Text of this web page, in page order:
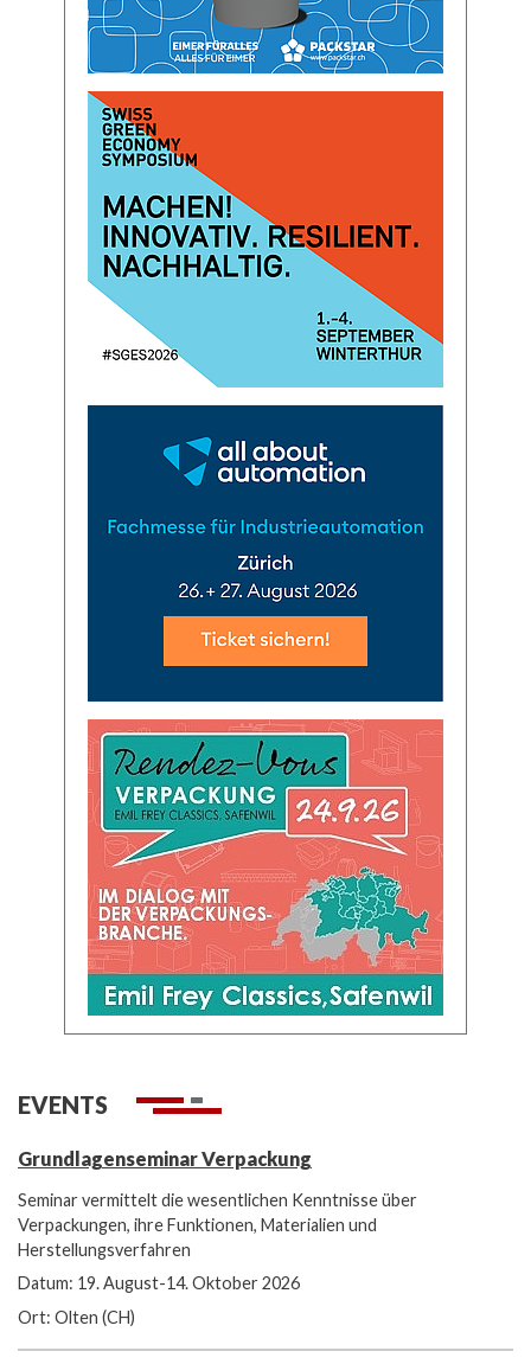
EVENTS
Grundlagenseminar Verpackung
Seminar vermittelt die wesentlichen Kenntnisse über
Verpackungen, ihre Funktionen, Materialien und
Herstellungsverfahren
Datum: 19. August-14. Oktober 2026
Ort: Olten (CH)